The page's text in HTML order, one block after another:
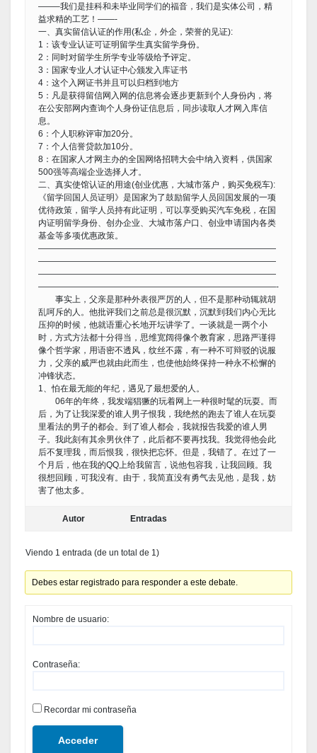
——–我们是挂科和未毕业同学们的福音，我们是实体公司，精
益求精的工艺！——-
一、真实留信认证的作用(私企，外企，荣誉的见证):
1：该专业认证可证明留学生真实留学身份。
2：同时对留学生所学专业等级给予评定。
3：国家专业人才认证中心颁发入库证书
4：这个入网证书并且可以归档到地方
5：凡是获得留信网入网的信息将会逐步更新到个人身份内，将
在公安部网内查询个人身份证信息后，同步读取人才网入库信
息。
6：个人职称评审加20分。
7：个人信誉贷款加10分。
8：在国家人才网主办的全国网络招聘大会中纳入资料，供国家
500强等高端企业选择人才。
二、真实使馆认证的用途(创业优惠，大城市落户，购买免税车):
《留学回国人员证明》是国家为了鼓励留学人员回国发展的一项
优待政策，留学人员持有此证明，可以享受购买汽车免税，在国
内证明留学身份、创办企业、大城市落户口、创业申请国内各类
基金等多项优惠政策。
————————————————————————————
————————————————————————————
————————————————————————————
————————————————————————————-
事实上，父亲是那种外表很严厉的人，但不是那种动辄就胡
乱呵斥的人。他批评我们之前总是很沉默，沉默到我们内心无比
压抑的时候，他就语重心长地开坛讲学了。一谈就是一两个小
时，方式方法都十分得当，思维宽阔得像个教育家，思路严谨得
像个哲学家，用语密不透风，纹丝不露，有一种不可辩驳的说服
力，父亲的威严也就由此而生，也使他始终保持一种永不松懈的
冲锋状态。
1、怕在最无能的年纪，遇见了最想爱的人。
06年的年终，我发端猖獗的玩着网上一种很时髦的玩耍。而
后，为了让我深爱的谁人男子恨我，我绝然的跑去了谁人在玩耍
里看法的男子的都会。到了谁人都会，我就报告我爱的谁人男
子。我此刻有其余男伙伴了，此后都不要再找我。我觉得他会此
后不复理我，而后恨我，很快把忘怀。但是，我错了。在过了一
个月后，他在我的QQ上给我留言，说他包容我，让我回顾。我
很想回顾，可我没有。由于，我简直没有勇气去见他，是我，妨
害了他太多。
Autor Entradas
Viendo 1 entrada (de un total de 1)
Debes estar registrado para responder a este debate.
Nombre de usuario:
Contraseña:
Recordar mi contraseña
Acceder